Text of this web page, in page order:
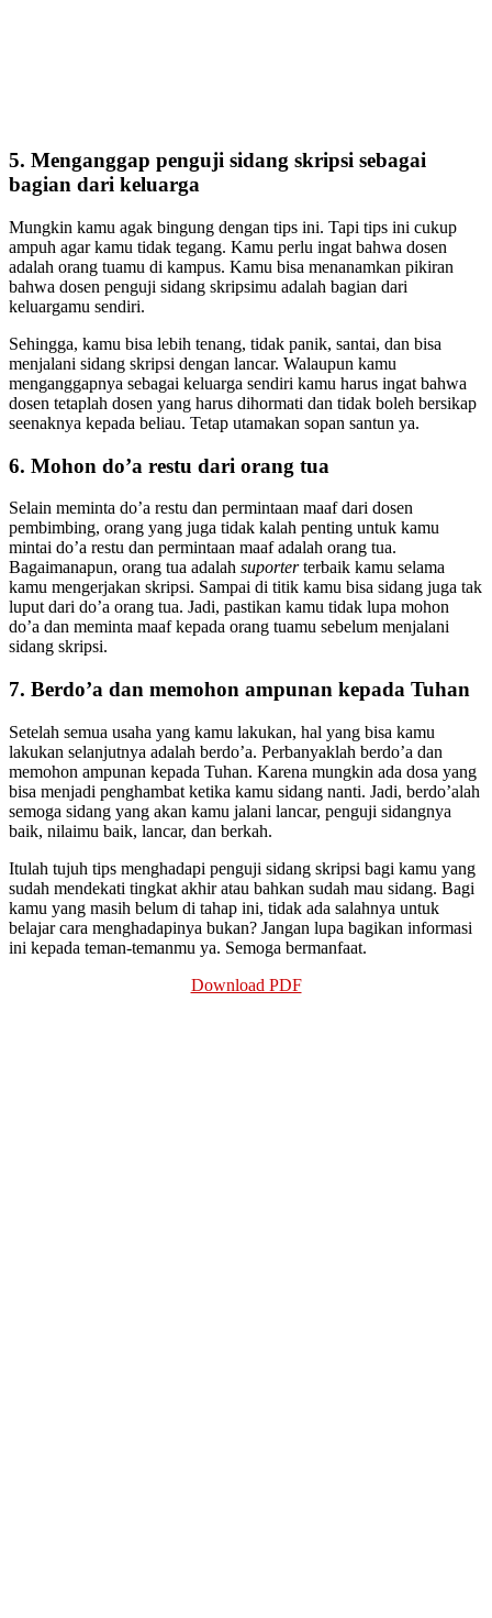
5. Menganggap penguji sidang skripsi sebagai
bagian dari keluarga
Mungkin kamu agak bingung dengan tips ini. Tapi tips ini cukup
ampuh agar kamu tidak tegang. Kamu perlu ingat bahwa dosen
adalah orang tuamu di kampus. Kamu bisa menanamkan pikiran
bahwa dosen penguji sidang skripsimu adalah bagian dari
keluargamu sendiri.
Sehingga, kamu bisa lebih tenang, tidak panik, santai, dan bisa
menjalani sidang skripsi dengan lancar. Walaupun kamu
menganggapnya sebagai keluarga sendiri kamu harus ingat bahwa
dosen tetaplah dosen yang harus dihormati dan tidak boleh bersikap
seenaknya kepada beliau. Tetap utamakan sopan santun ya.
6. Mohon do’a restu dari orang tua
Selain meminta do’a restu dan permintaan maaf dari dosen
pembimbing, orang yang juga tidak kalah penting untuk kamu
mintai do’a restu dan permintaan maaf adalah orang tua.
Bagaimanapun, orang tua adalah suporterterbaik kamu selama
kamu mengerjakan skripsi. Sampai di titik kamu bisa sidang juga tak
luput dari do’a orang tua. Jadi, pastikan kamu tidak lupa mohon
do’a dan meminta maaf kepada orang tuamu sebelum menjalani
sidang skripsi.
7. Berdo’a dan memohon ampunan kepada Tuhan
Setelah semua usaha yang kamu lakukan, hal yang bisa kamu
lakukan selanjutnya adalah berdo’a. Perbanyaklah berdo’a dan
memohon ampunan kepada Tuhan. Karena mungkin ada dosa yang
bisa menjadi penghambat ketika kamu sidang nanti. Jadi, berdo’alah
semoga sidang yang akan kamu jalani lancar, penguji sidangnya
baik, nilaimu baik, lancar, dan berkah.
Itulah tujuh tips menghadapi penguji sidang skripsi bagi kamu yang
sudah mendekati tingkat akhir atau bahkan sudah mau sidang. Bagi
kamu yang masih belum di tahap ini, tidak ada salahnya untuk
belajar cara menghadapinya bukan? Jangan lupa bagikan informasi
ini kepada teman-temanmu ya. Semoga bermanfaat.
Download PDF